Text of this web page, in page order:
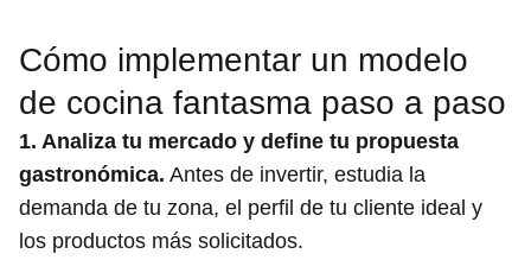
Cómo implementar un modelo
de cocina fantasma paso a paso
1. Analiza tu mercado y define tu propuesta
gastronómica. Antes de invertir, estudia la
demanda de tu zona, el perfil de tu cliente ideal y
los productos más solicitados.